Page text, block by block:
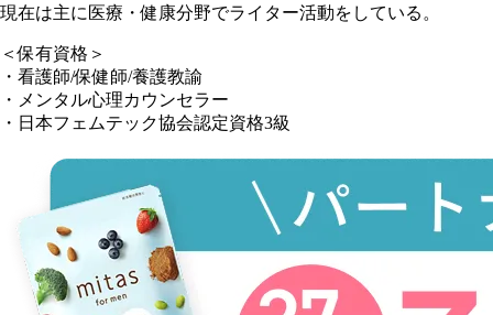
現在は主に医療・健康分野でライター活動をしている。
＜保有資格＞
・看護師/保健師/養護教諭
・メンタル心理カウンセラー
・日本フェムテック協会認定資格3級